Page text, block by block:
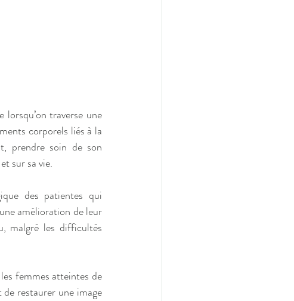
lorsqu’on traverse une
corporels liés à la
prendre soin de son
sur sa vie.
des patientes qui
amélioration de leur
malgré les difficultés
femmes atteintes de
restaurer une image